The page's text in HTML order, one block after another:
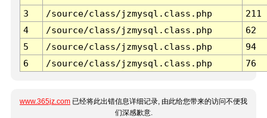
3 /source/class/jzmysql.class.php
211
4
/source/class/jzmysql.class.php
62
5
/source/class/jzmysql.class.php
94
6
/source/class/jzmysql.class.php 76
www.365jz.com 已经将此出错信息详细记录, 由此给您带来的访问不便我
们深感歉意.